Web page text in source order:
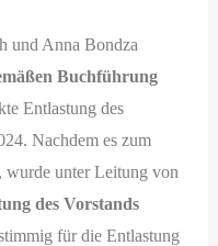
und Anna Bondza
Buchführung
Entlastung des
Nachdem es zum
wurde unter Leitung von
des Vorstands
für die Entlastung